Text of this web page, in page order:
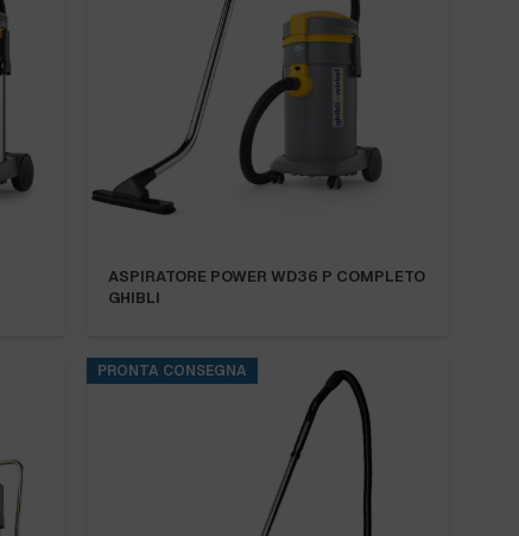
ASPIRATORE POWER WD36 P COMPLETO
GHIBLI
PRONTA CONSEGNA